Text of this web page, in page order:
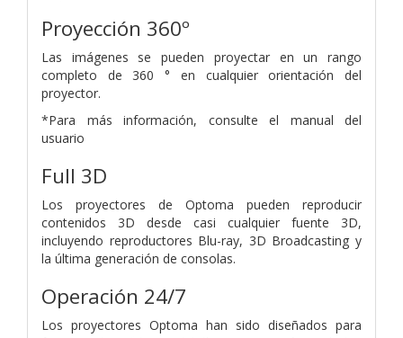
Proyección 360º
Las imágenes se pueden proyectar en un rango
completo de 360 ​​° en cualquier orientación del
proyector.
*Para más información, consulte el manual del
usuario
Full 3D
Los proyectores de Optoma pueden reproducir
contenidos 3D desde casi cualquier fuente 3D,
incluyendo reproductores Blu-ray, 3D Broadcasting y
la última generación de consolas.
Operación 24/7
Los proyectores Optoma han sido diseñados para